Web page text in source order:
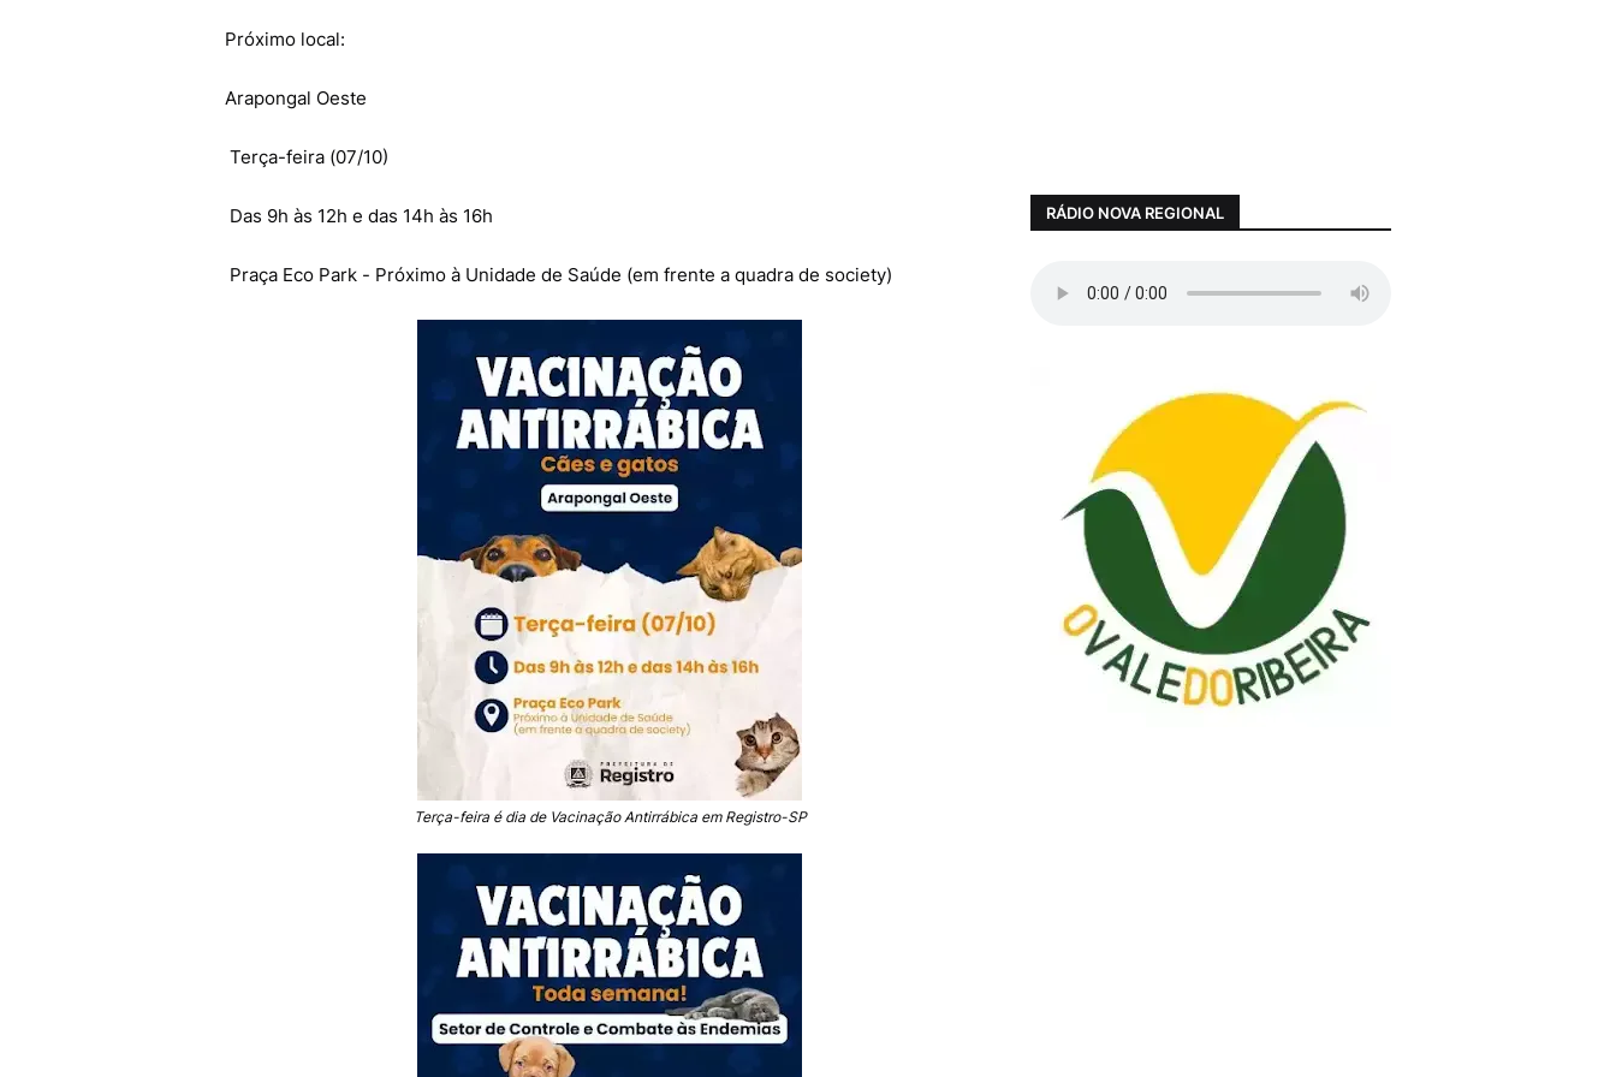
Próximo local:
Arapongal Oeste
Terça-feira (07/10)
Das 9h às 12h e das 14h às 16h
Praça Eco Park - Próximo à Unidade de Saúde (em frente a quadra de society)
Terça-feira é dia de Vacinação Antirrábica em Registro-SP
RÁDIO NOVA REGIONAL